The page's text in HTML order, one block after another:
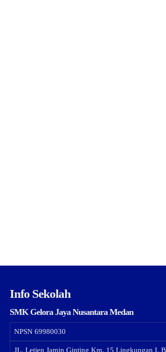
Info Sekolah
SMK Gelora Jaya Nusantara Medan
NPSN 69980030
JL. Letjen Jamin Ginting Km. 15 Lingkungan I,